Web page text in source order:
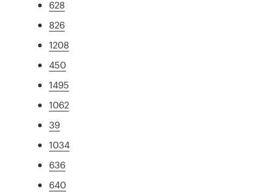
628
826
1208
450
1495
1062
39
1034
636
640